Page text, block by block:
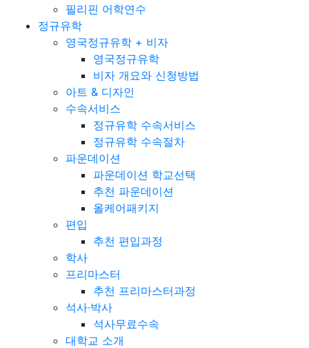
필리핀 어학연수
정규유학
영국정규유학 + 비자
영국정규유학
비자 개요와 신청방법
아트 & 디자인
수속서비스
정규유학 수속서비스
정규유학 수속절차
파운데이션
파운데이션 학교선택
추천 파운데이션
올케어패키지
편입
추천 편입과정
학사
프리마스터
추천 프리마스터과정
석사·박사
석사무료수속
대학교 소개